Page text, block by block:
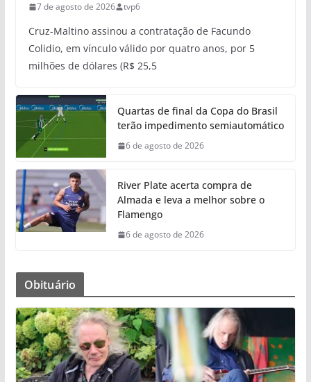
7 de agosto de 2026 tvp6
Cruz-Maltino assinou a contratação de Facundo
Colidio, em vínculo válido por quatro anos, por 5
milhões de dólares (R$ 25,5
Quartas de final da Copa do Brasil
terão impedimento semiautomático
6 de agosto de 2026
River Plate acerta compra de
Almada e leva a melhor sobre o
Flamengo
6 de agosto de 2026
Obituário